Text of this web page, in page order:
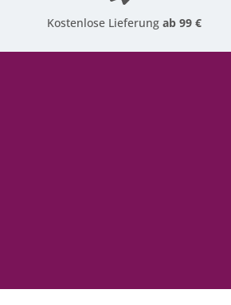
Kostenlose Lieferungab 99 €